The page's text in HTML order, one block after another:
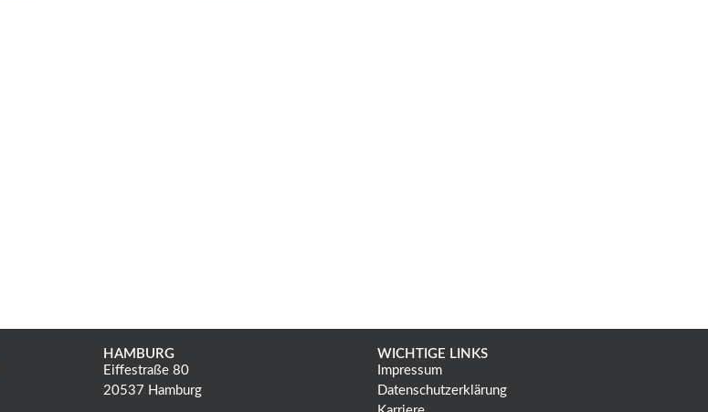
HAMBURG
Eiffestraße 80
20537 Hamburg
WICHTIGE LINKS
Impressum
Datenschutzerklärung